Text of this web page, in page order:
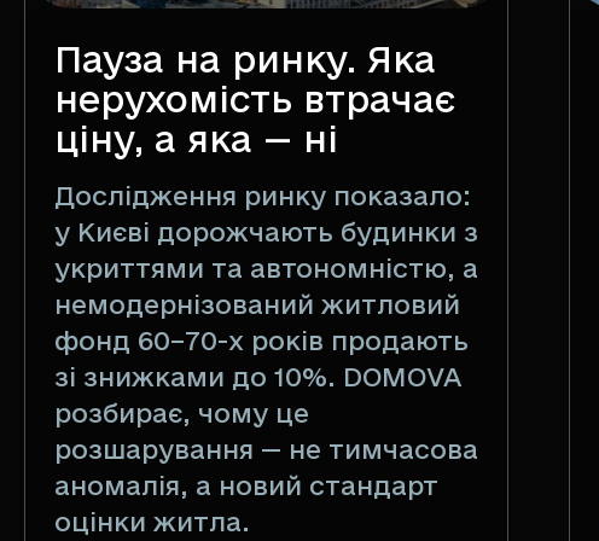
Пауза на ринку. Яка
нерухомість втрачає
ціну, а яка — ні
Дослідження ринку показало:
у Києві дорожчають будинки з
укриттями та автономністю, а
немодернізований житловий
фонд 60–70-х років продають
зі знижками до 10%. DOMOVA
розбирає, чому це
розшарування — не тимчасова
аномалія, а новий стандарт
оцінки житла.